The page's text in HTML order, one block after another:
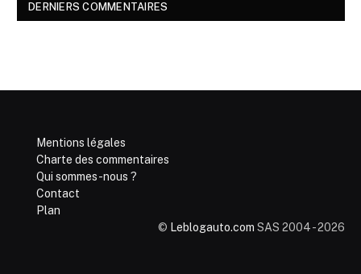
DERNIERS COMMENTAIRES
Mentions légales
Charte des commentaires
Qui sommes-nous ?
Contact
Plan
© Leblogauto.com SAS 2004 - 2026